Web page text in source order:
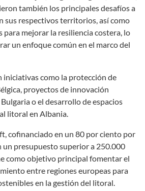
también los principales desafíos a
sus respectivos territorios, así como
para mejorar la resiliencia costera, lo
un enfoque común en el marco del
iniciativas como la protección de
proyectos de innovación
o el desarrollo de espacios
litoral en Albania.
cofinanciado en un 80 por ciento por
un presupuesto superior a 250.000
como objetivo principal fomentar el
entre regiones europeas para
en la gestión del litoral.